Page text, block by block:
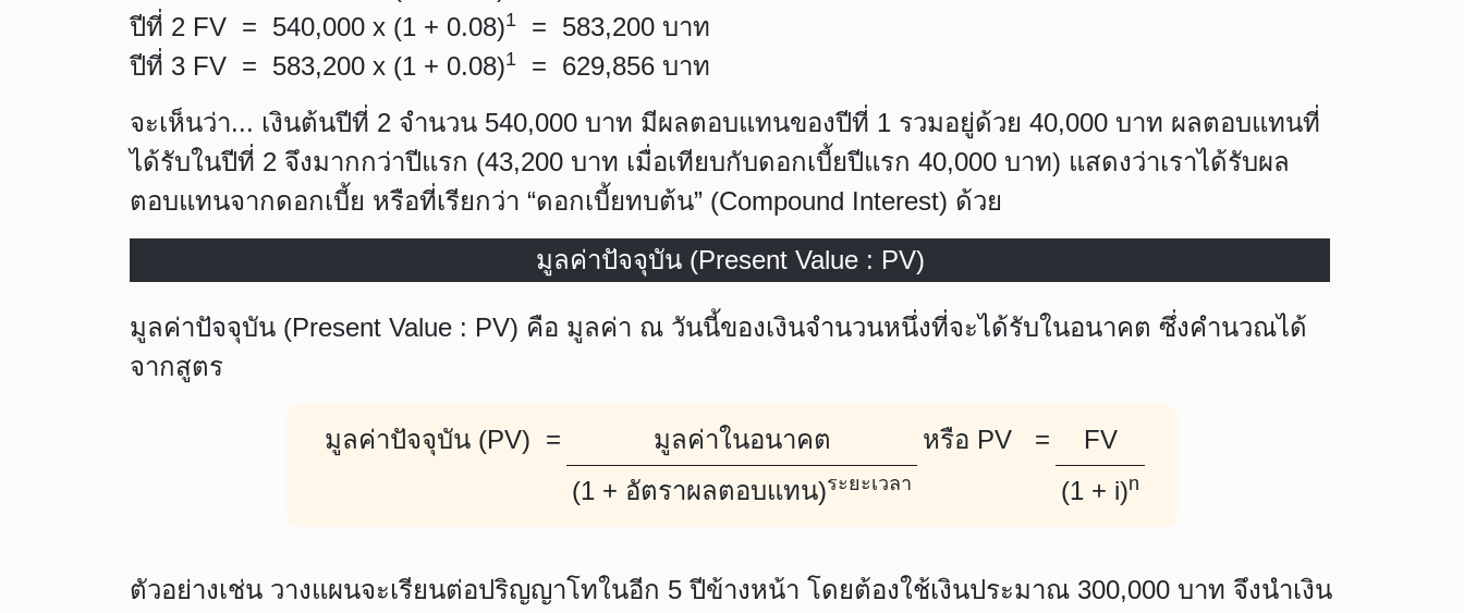
ปีที่ 2 FV = 540,000 x (1 + 0.08)1
= 583,200 บาท
ปีที่ 3 FV = 583,200 x (1 + 0.08)1
= 629,856 บาท
จะเห็นว่า... เงินต้นปีที่ 2 จำนวน 540,000 บาท มีผลตอบแทนของปีที่ 1 รวมอยู่ด้วย 40,000 บาท ผลตอบแทนที่
ได้รับในปีที่ 2 จึงมากกว่าปีแรก (43,200 บาท เมื่อเทียบกับดอกเบี้ยปีแรก 40,000 บาท) แสดงว่าเราได้รับผล
ตอบแทนจากดอกเบี้ย หรือที่เรียกว่า “ดอกเบี้ยทบต้น” (Compound Interest) ด้วย
มูลค่าปัจจุบัน (Present Value : PV)
มูลค่าปัจจุบัน (Present Value : PV) คือ มูลค่า ณ วันนี้ของเงินจำนวนหนึ่งที่จะได้รับในอนาคต ซึ่งคำนวณได้
จากสูตร
มูลค่าปัจจุบัน (PV) = มูลค่าในอนาคต หรือ PV =
FV
(1 + อัตราผลตอบแทน)ระยะเวลา (1 + i)n
ตัวอย่างเช่น วางแผนจะเรียนต่อปริญญาโทในอีก 5 ปีข้างหน้า โดยต้องใช้เงินประมาณ 300,000 บาท จึงนำเงิน